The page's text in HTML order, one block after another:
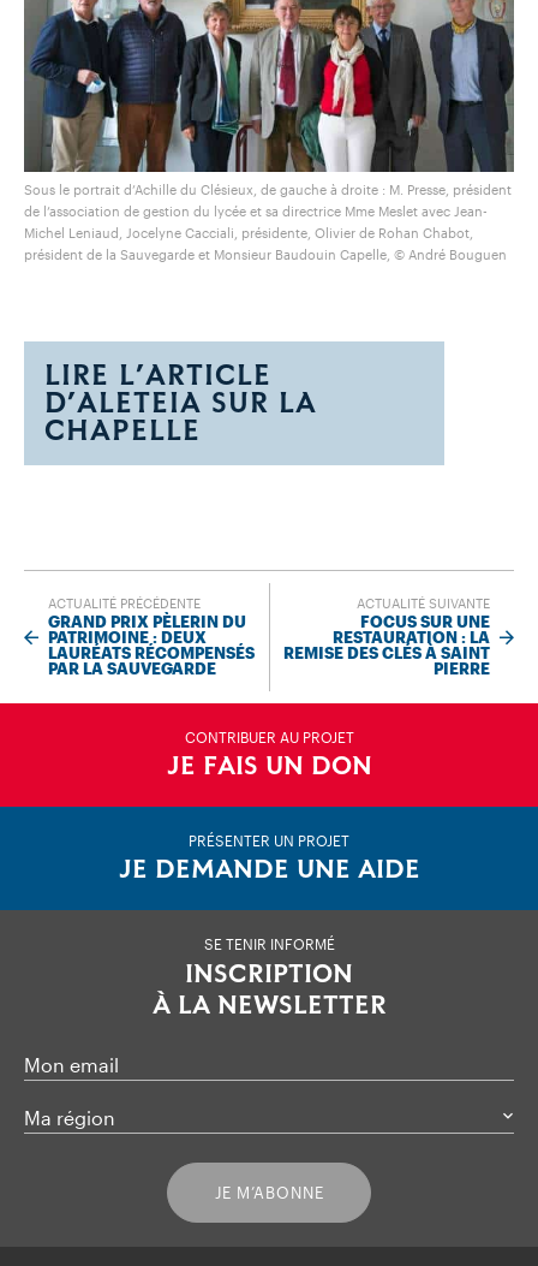
Sous le portrait d’Achille du Clésieux, de gauche à droite : M. Presse, président
de l’association de gestion du lycée et sa directrice Mme Meslet avec Jean-
Michel Leniaud, Jocelyne Cacciali, présidente, Olivier de Rohan Chabot,
président de la Sauvegarde et Monsieur Baudouin Capelle, © André Bouguen
LIRE L’ARTICLE
D’ALETEIA SUR LA
CHAPELLE
ACTUALITÉ PRÉCÉDENTE
GRAND PRIX PÈLERIN DU
PATRIMOINE : DEUX
LAURÉATS RÉCOMPENSÉS
PAR LA SAUVEGARDE
ACTUALITÉ SUIVANTE
FOCUS SUR UNE
RESTAURATION : LA
REMISE DES CLÉS À SAINT
PIERRE
CONTRIBUER AU PROJET
JE FAIS UN DON
PRÉSENTER UN PROJET
JE DEMANDE UNE AIDE
SE TENIR INFORMÉ
INSCRIPTION
À LA NEWSLETTER
Mon email
Ma région
JE M’ABONNE